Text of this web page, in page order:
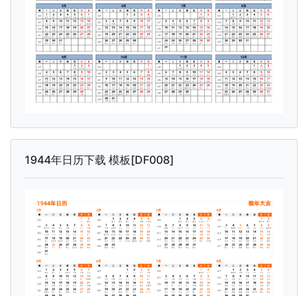
1944年日历下载 模板[DF008]